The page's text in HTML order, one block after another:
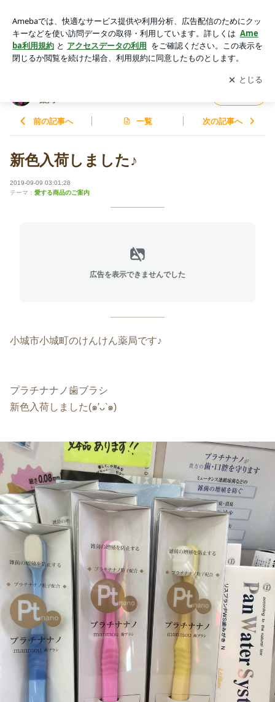
けん薬局〜アプリをダウンロードして ブログの更新通知
を受け取りまし
ょう。
開く
薬局〜
前の記事へ 一覧 次の記事へ
新色入荷しました♪
2019-09-09 03:01:28
テーマ： 愛する商品のご案内
広告を表示できませんでした
小城市小城町のけんけん薬局です♪
プラチナナノ歯ブラシ
新色入荷しました(๑′ᴗ‵๑)